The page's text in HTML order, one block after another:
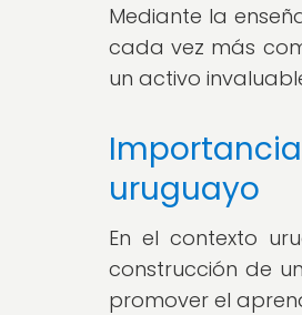
Mediante la
cada vez más
un activo
uruguayo
En el contexto
construcción de
promover el